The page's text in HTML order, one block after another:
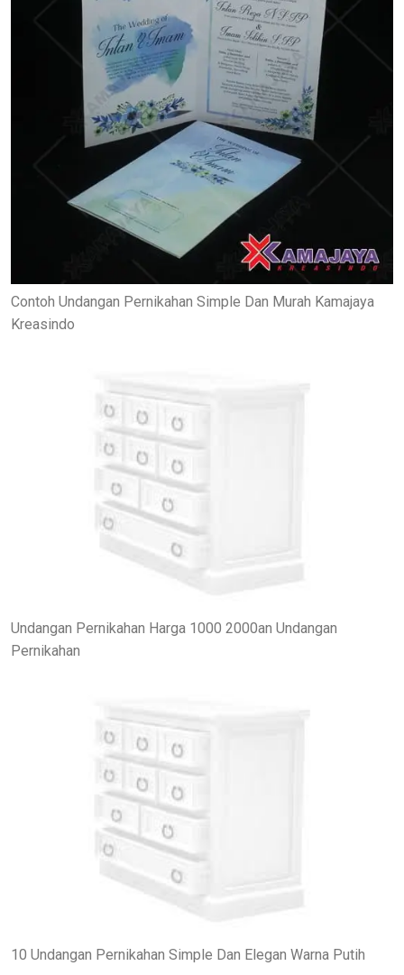
Contoh Undangan Pernikahan Simple Dan Murah Kamajaya
Kreasindo
Undangan Pernikahan Harga 1000 2000an Undangan
Pernikahan
10 Undangan Pernikahan Simple Dan Elegan Warna Putih